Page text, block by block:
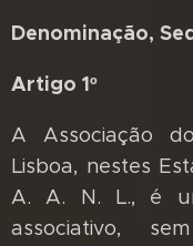
Denominação,
Artigo 1º
A Associação
Lisboa, nestes
A. A. N. L., é
associativo,